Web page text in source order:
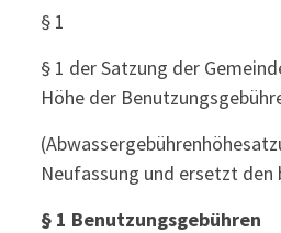
§ 1
§ 1 der Satzung der
Höhe der
Neufassung und ersetzt den
§ 1 Benutzungsgebühren